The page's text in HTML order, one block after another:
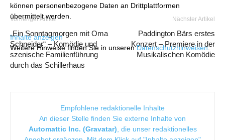
können personenbezogene Daten an Drittplattformen
übermittelt werden.
Inhalte anzeigen
Weitere Hinweise finden Sie in unserenDatenschutzhinweisen.
Vorheriger Artikel
„Ein Sonntagmorgen mit Oma
Schneider“ – Komödie und
szenische Familienführung
durch das Schillerhaus
Nächster Artikel
Paddington Bärs erstes
Konzert – Premiere in der
Musikalischen Komödie
Empfohlene redaktionelle Inhalte
An dieser Stelle finden Sie externe Inhalte von
Automattic Inc. (Gravatar), die unser redaktionelles